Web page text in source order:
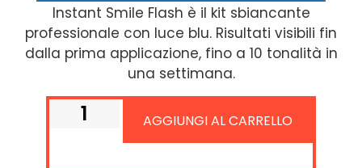
Instant Smile Flash è il kit sbiancante
professionale con luce blu. Risultati visibili fin
dalla prima applicazione, fino a 10 tonalità in
una settimana.
AGGIUNGI AL CARRELLO